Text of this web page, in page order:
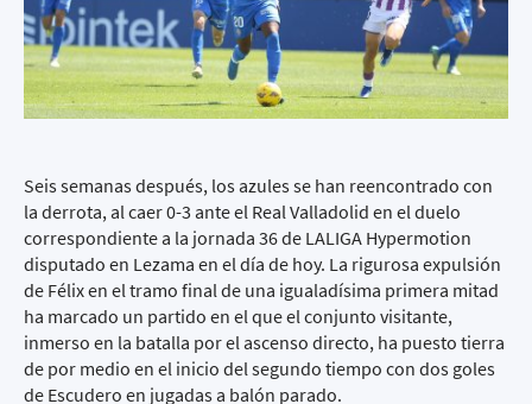
Seis semanas después, los azules se han reencontrado con
la derrota, al caer 0-3 ante el Real Valladolid en el duelo
correspondiente a la jornada 36 de LALIGA Hypermotion
disputado en Lezama en el día de hoy. La rigurosa expulsión
de Félix en el tramo final de una igualadísima primera mitad
ha marcado un partido en el que el conjunto visitante,
inmerso en la batalla por el ascenso directo, ha puesto tierra
de por medio en el inicio del segundo tiempo con dos goles
de Escudero en jugadas a balón parado.